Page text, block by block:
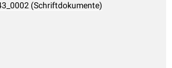
(Schriftdokumente)